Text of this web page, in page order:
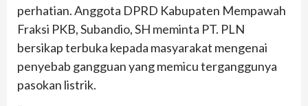
perhatian. Anggota DPRD Kabupaten Mempawah
Fraksi PKB, Subandio, SH meminta PT. PLN
bersikap terbuka kepada masyarakat mengenai
penyebab gangguan yang memicu terganggunya
pasokan listrik.